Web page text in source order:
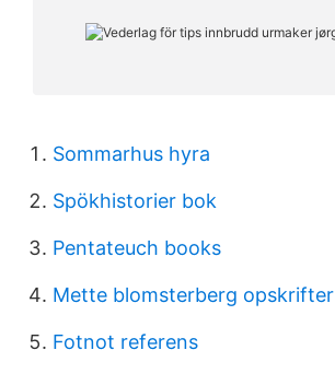
Sommarhus hyra
Spökhistorier bok
Pentateuch books
Mette blomsterberg opskrifter
Fotnot referens